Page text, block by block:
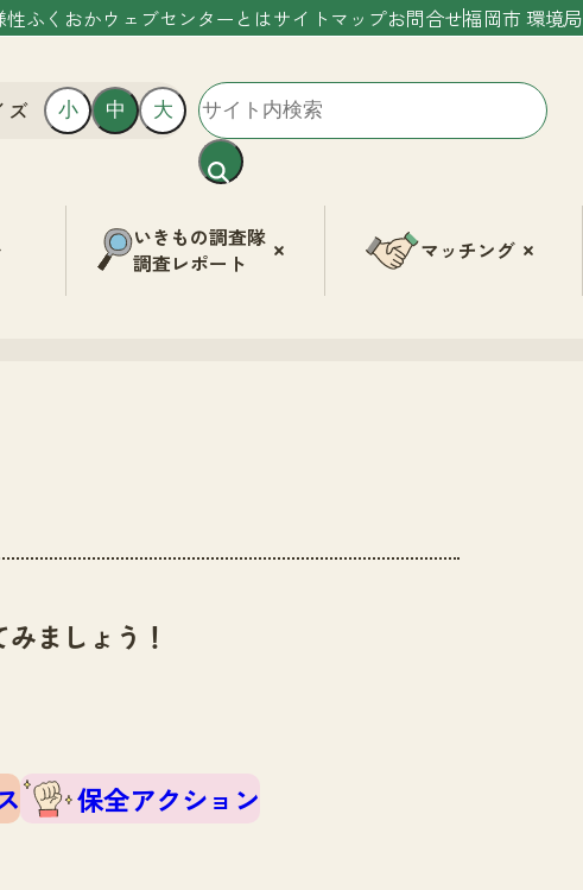
性ふくおかウェブセンターとはサイトマップお問合せ福岡市 環境局
ズ 小 中 大
いきもの調査隊
調査レポート
マッチング
ましょう！
保全アクション